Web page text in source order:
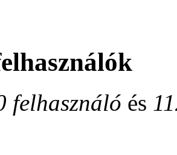
felhasználó és